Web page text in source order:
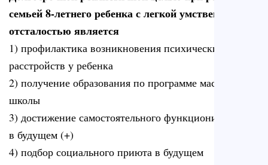
семьей 8-летнего ребенка с легкой умственной
отсталостью является
1) профилактика возникновения психических
расстройств у ребенка
2) получение образования по программе массовой
школы
3) достижение самостоятельного функционирования
в будущем (+)
4) подбор социального приюта в будущем